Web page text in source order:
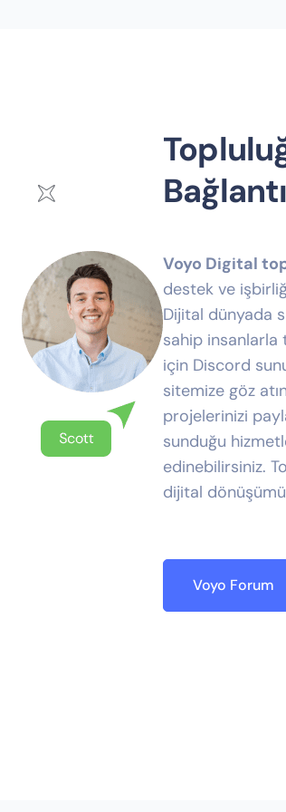
Voyo Digital
destek ve
Dijital dünyada
sahip insanlarla
için Discord
sitemize göz
projelerinizi
sunduğu
edinebilirsiniz.
dijital
Voyo Forum